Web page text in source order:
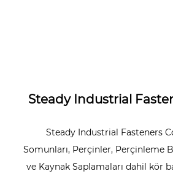
Steady Industrial
Steady Industrial Fasteners
Somunları, Perçinler, Perçinleme
ve Kaynak Saplamaları dahil kör